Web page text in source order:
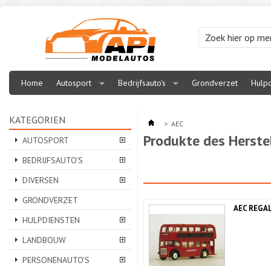
Home Autosport Bedrijfsauto's Grondverzet
KATEGORIEN
AUTOSPORT
BEDRIJFSAUTO'S
DIVERSEN
GRONDVERZET
HULPDIENSTEN
LANDBOUW
PERSONENAUTO'S
> AEC
Produkte des
AEC